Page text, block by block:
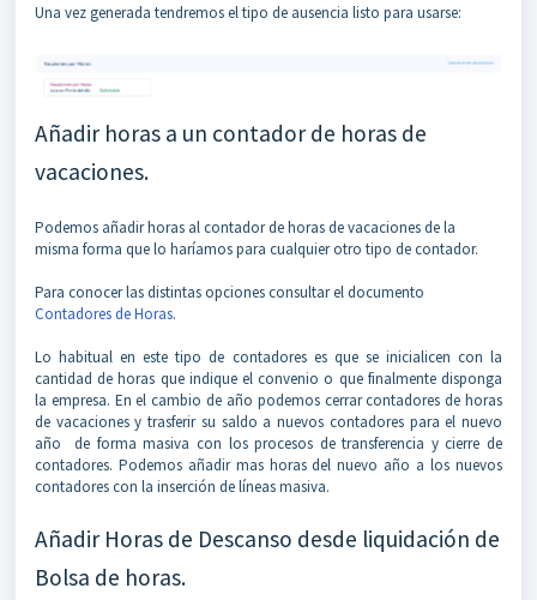
Una vez generada tendremos el tipo de ausencia listo para usarse:
Añadir horas a un contador de horas de
vacaciones.
Podemos añadir horas al contador de horas de vacaciones de la
misma forma que lo haríamos para cualquier otro tipo de contador.
Para conocer las distintas opciones consultar el documento
Contadores de Horas.
Lo habitual en este tipo de contadores es que se inicialicen con la
cantidad de horas que indique el convenio o que finalmente disponga
la empresa. En el cambio de año podemos cerrar contadores de horas
de vacaciones y trasferir su saldo a nuevos contadores para el nuevo
año de forma masiva con los procesos de transferencia y cierre de
contadores. Podemos añadir mas horas del nuevo año a los nuevos
contadores con la inserción de líneas masiva.
Añadir Horas de Descanso desde liquidación de
Bolsa de horas.